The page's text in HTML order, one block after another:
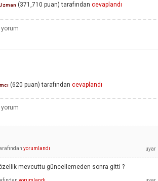
(371,710 puan) tarafından cevaplandı
(620 puan) tarafından cevaplandı
yorumlandı
mevcuttu güncellemeden sonra gitti ?